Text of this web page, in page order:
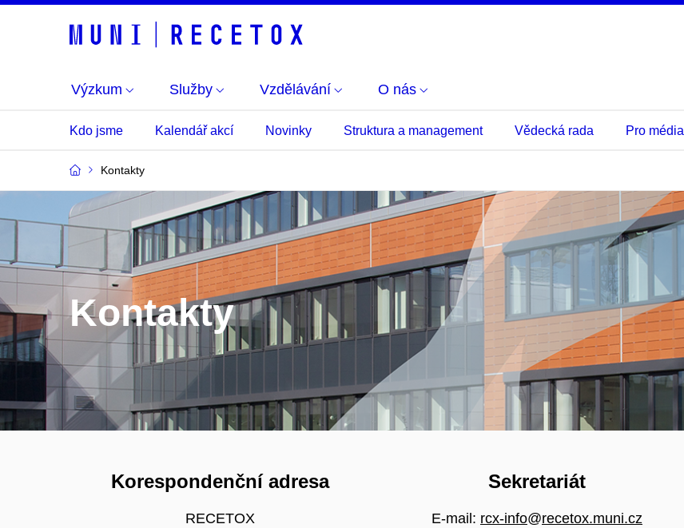
Výzkum Služby Vzdělávání O nás
Kdo jsme Kalendář akcí Novinky Struktura a management Vědecká rada Pro média
Kontakty
Kontakty
Korespondenční adresa
RECETOX
Sekretariát
E-mail: rcx-info@recetox.muni.cz